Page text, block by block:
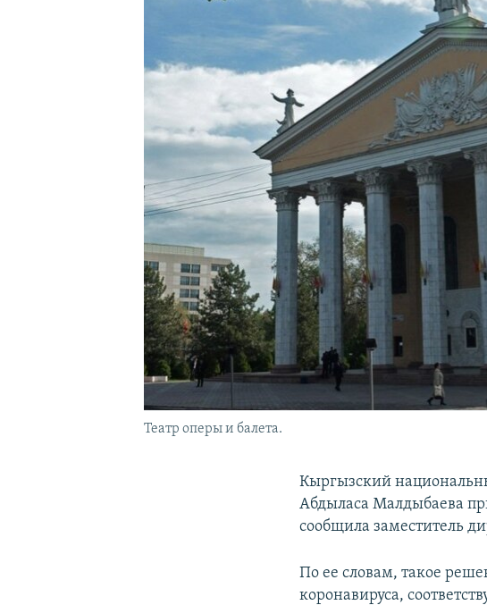
Театр оперы и балета.
Кыргызский
Абдыласа Малдыбаева
сообщила заместитель
По ее словам, такое
коронавируса,